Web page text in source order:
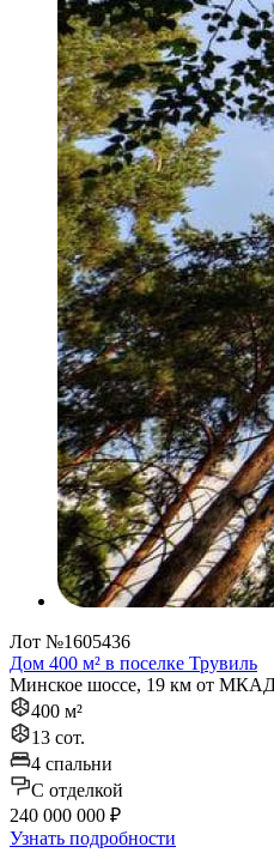
Лот №1605436
Дом 400 м² в поселке Трувиль
Минское шоссе, 19 км от
400 м²
13 сот.
4 спальни
C отделкой
240 000 000 ₽
Узнать подробности